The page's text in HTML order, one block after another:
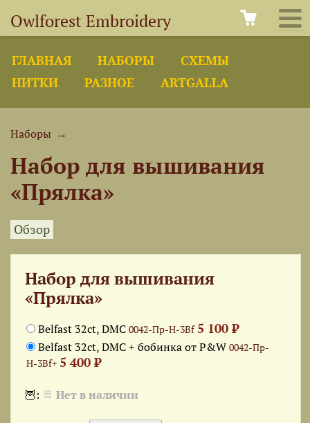
Owlforest Embroidery
ГЛАВНАЯ НАБОРЫ
СХЕМЫ
НИТКИ
РАЗНОЕ ARTGALLA
Наборы →
Набор для вышивания
«Прялка»
Обзор
Набор для вышивания
«Прялка»
Belfast 32ct, DMC 0042-Пр-Н-3Bf 5 100 ₽
Belfast 32ct, DMC + бобинка от P&W 0042-Пр-
Н-3Bf+ 5 400 ₽
🦉: Нет в наличии